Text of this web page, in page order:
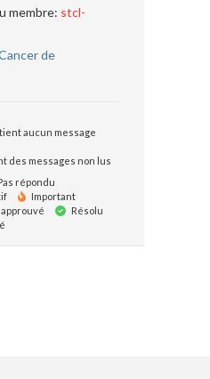
membre: stcl-
de
aucun message
des messages non lus
répondu
Important
approuvé
Résolu